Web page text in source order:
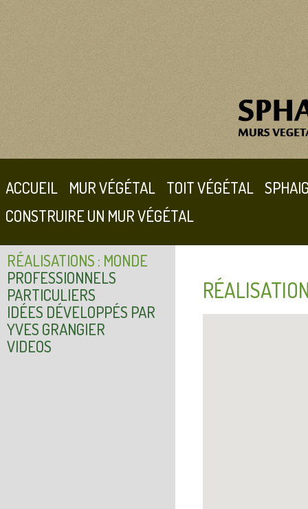
ACCUEIL MUR VÉGÉTAL TOIT VÉGÉTAL
CONSTRUIRE UN MUR VÉGÉTAL
RÉALISATIONS : MONDE
PROFESSIONNELS
PARTICULIERS
IDÉES DÉVELOPPÉS PAR
YVES GRANGIER
VIDEOS